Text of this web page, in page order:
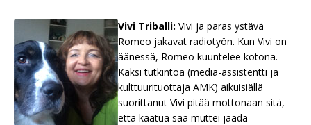
Vivi Triballi: Vivi ja paras ystävä
Romeo jakavat radiotyön. Kun Vivi on
äänessä, Romeo kuuntelee kotona.
Kaksi tutkintoa (media-assistentti ja
kulttuurituottaja AMK) aikuisiällä
suorittanut Vivi pitää mottonaan sitä,
että kaatua saa muttei jäädä